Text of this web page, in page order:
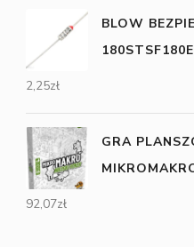
BLOW
2,25zł
GRA
92,07zł